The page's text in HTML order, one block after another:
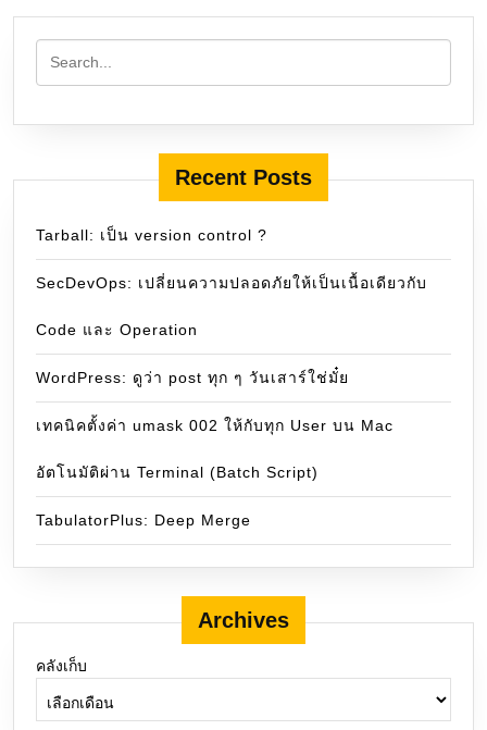
Recent Posts
Tarball: เป็น version control ?
SecDevOps: เปลี่ยนความปลอดภัยให้เป็นเนื้อเดียวกับ
Code และ Operation
WordPress: ดูว่า post ทุก ๆ วันเสาร์ใช่มั๋ย
เทคนิคตั้งค่า umask 002 ให้กับทุก User บน Mac
อัตโนมัติผ่าน Terminal (Batch Script)
TabulatorPlus: Deep Merge
Archives
คลังเก็บ